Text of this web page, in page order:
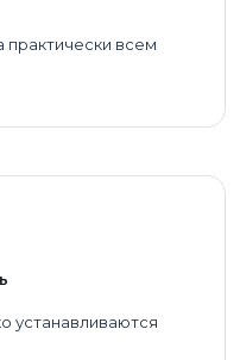
практически всем
устанавливаются